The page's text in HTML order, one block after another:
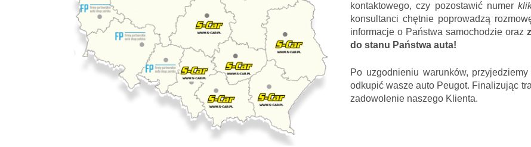
kontaktowego, czy pozostawić numer
konsultanci chętnie poprowadzą
informacje o Państwa samochodzie oraz
do stanu Państwa auta!
Po uzgodnieniu warunków,
odkupić wasze auto Peugot. Finalizując
zadowolenie naszego Klienta.